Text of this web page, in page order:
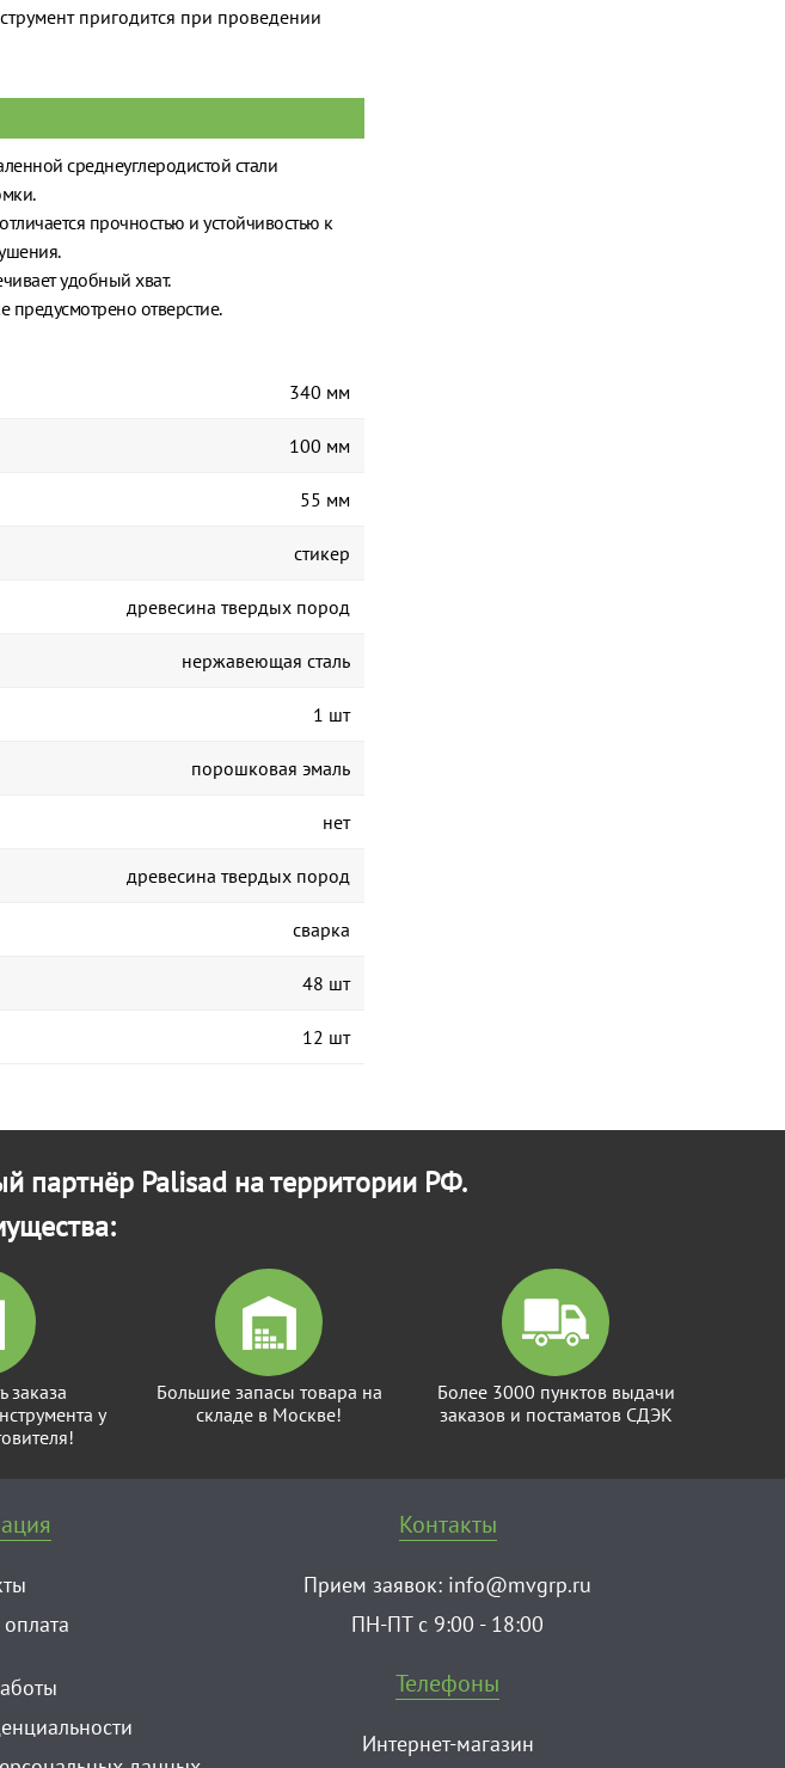
пригодится при проведении
среднеуглеродистой стали
прочностью и устойчивостью к
удобный хват.
предусмотрено отверстие.
340 мм
100 мм
55 мм
стикер
древесина твердых пород
нержавеющая сталь
1 шт
порошковая эмаль
нет
древесина твердых пород
сварка
48 шт
12 шт
партнёр Palisad на территории РФ.
заказа
у
Большие запасы товара на
складе в Москве!
Более 3000 пунктов выдачи
заказов и постаматов СДЭК
Контакты
Прием заявок: info@mvgrp.ru
ПН-ПТ с 9:00 - 18:00
Телефоны
Интернет-магазин